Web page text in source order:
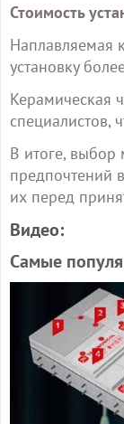
Стоимость
Наплавляемая
установку
Керамическая
специалистов,
В итоге, выбор
предпочтений
их перед
Видео:
Самые